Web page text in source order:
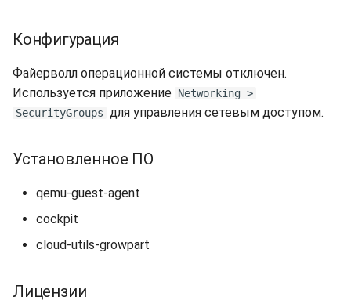
Конфигурация
Файерволл операционной системы отключен.
Используется приложение Networking >
SecurityGroups для управления сетевым доступом.
Установленное ПО
qemu-guest-agent
cockpit
cloud-utils-growpart
Лицензии